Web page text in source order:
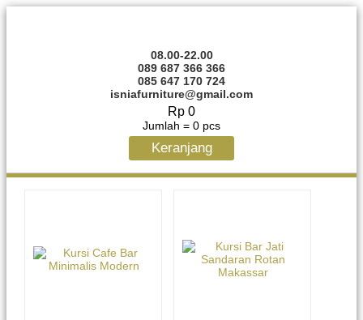
08.00-22.00
089 687 366 366
085 647 170 724
isniafurniture@gmail.com
Rp 0
Jumlah = 0 pcs
Keranjang